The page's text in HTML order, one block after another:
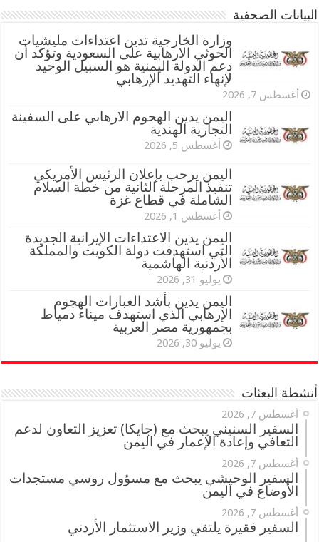
البيانات الصحفية
وزارة الخارجية تدين اعتداءات مليشيات
الحوثي الارهابية على السعودية وتؤكد أن
دعم الدولة اليمنية هو السبيل الوحيد
لإنهاء التهديد الإرهابي
أغسطس 7, 2026
اليمن يدين الهجوم الارهابي على السفينة
التجارية الهندية
أغسطس 5, 2026
اليمن يرحب بإعلان الرئيس الأمريكي
تنفيذ المرحلة الثانية من خطة السلام
الشاملة في قطاع غزة
أغسطس 1, 2026
اليمن يدين الاعتداءات الإيرانية الجديدة
التي استهدفت دولة الكويت والمملكة
الأردنية الهاشمية
يوليو 31, 2026
اليمن يدين بأشد العبارات الهجوم
الإرهابي الذي استهدف ميناء دمياط
بجمهورية مصر العربية
يوليو 30, 2026
أنشطة البعثات
أغسطس 7, 2026
السفير السنيني يبحث مع (جايكا) تعزيز التعاون لدعم
التعافي وإعادة الإعمار في اليمن
أغسطس 7, 2026
السفير الوحيشي يبحث مع مسؤول روسي مستجدات
الأوضاع في اليمن
أغسطس 7, 2026
السفير فقيرة يلتقي وزير الاستثمار الأردني